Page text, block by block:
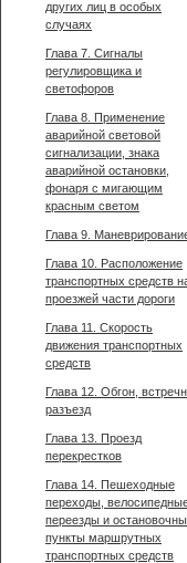
других лиц в особых
случаях
Глава 7. Сигналы
регулировщика и
светофоров
Глава 8. Применение
аварийной световой
сигнализации, знака
аварийной остановки,
фонаря с мигающим
красным светом
Глава 9.
Глава 10. Расположение
транспортных средств
проезжей части дороги
Глава 11. Скорость
движения транспортных
средств
Глава 12. Обгон,
разъезд
Глава 13. Проезд
перекрестков
Глава 14. Пешеходные
переходы,
переезды и
пункты маршрутных
транспортных средств